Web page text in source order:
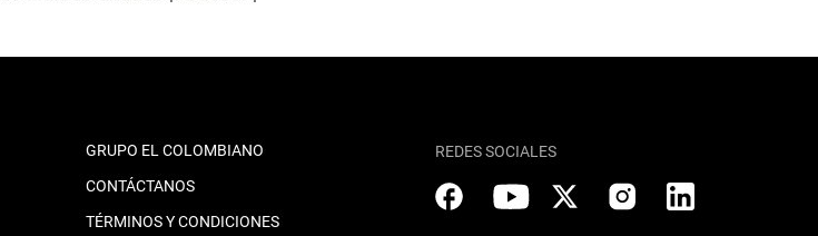
GRUPO EL COLOMBIANO
CONTÁCTANOS
TÉRMINOS Y CONDICIONES
REDES SOCIALES